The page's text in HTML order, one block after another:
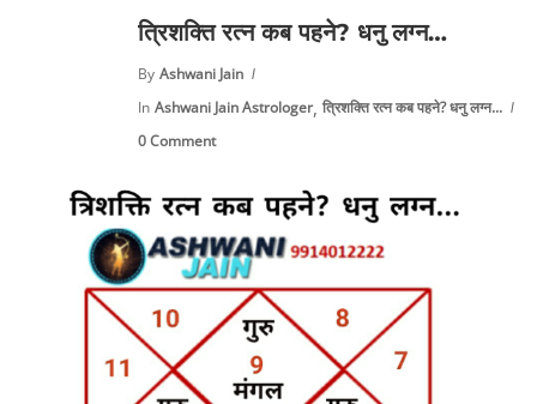
त्रिशक्ति रत्न कब पहने? धनु लग्न…
By Ashwani Jain
In Ashwani Jain Astrologer, त्रिशक्ति रत्न कब पहने? धनु लग्न...
0 Comment